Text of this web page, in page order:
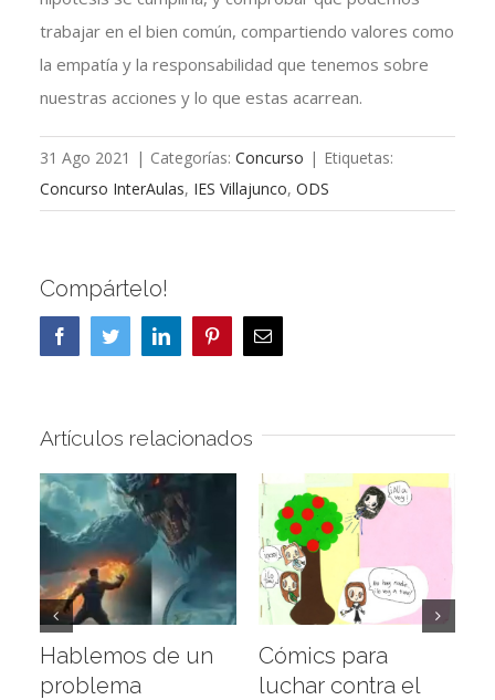
trabajar en el bien común, compartiendo valores como
la empatía y la responsabilidad que tenemos sobre
nuestras acciones y lo que estas acarrean.
31 Ago 2021 | Categorías: Concurso | Etiquetas:
Concurso InterAulas, IES Villajunco, ODS
Compártelo!
FacebookTwitterLinkedInPinterestCorreo
electrónico
Artículos relacionados
Hablemos de un
problema
Cómics para
luchar contra el